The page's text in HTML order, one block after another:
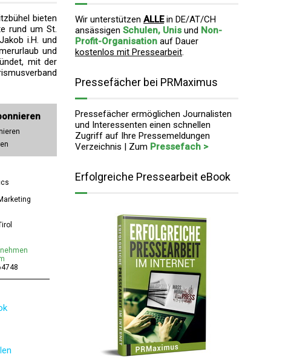
bieten
rund um St.
i.H. und
und
mit der
Wir unterstützen ALLEin DE/AT/CH
ansässigen Schulen, Unis und Non-
Profit-Organisation auf Dauer
kostenlos mit Pressearbeit.
Pressefächer bei PRMaximus
Pressefächer ermöglichen Journalisten
und Interessenten einen schnellen
Zugriff auf Ihre Pressemeldungen
Verzeichnis | Zum Pressefach >
Erfolgreiche Pressearbeit eBook